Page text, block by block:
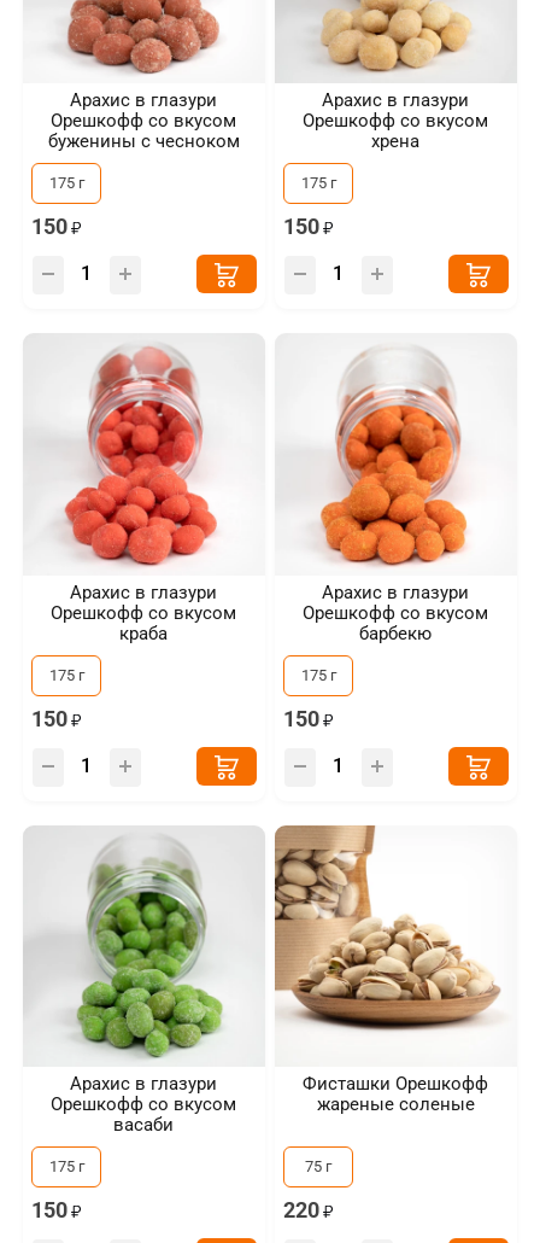
Арахис в глазури
Орешкофф со вкусом
буженины с чесноком
175 г
150
Арахис в глазури
Орешкофф со вкусом
хрена
175 г
150
Арахис в глазури
Орешкофф со вкусом
краба
175 г
150
Арахис в глазури
Орешкофф со вкусом
барбекю
175 г
150
Арахис в глазури
Орешкофф со вкусом
васаби
175 г
150
Фисташки Орешкофф
жареные соленые
75 г
220